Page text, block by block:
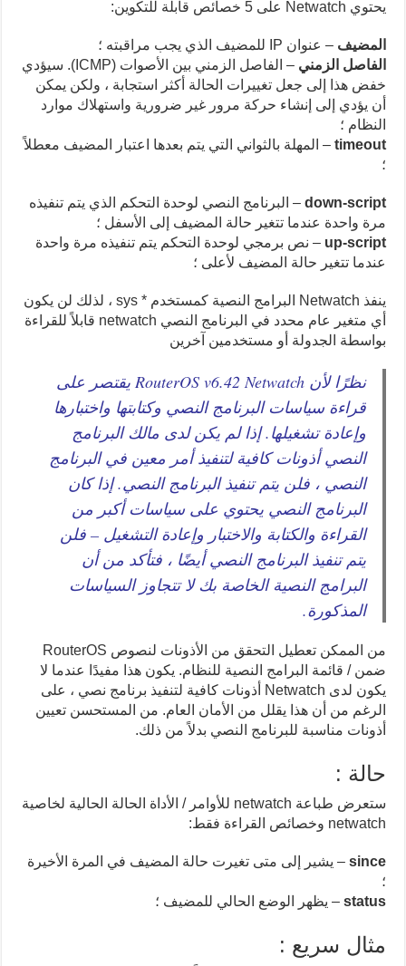
يحتوي Netwatch على 5 خصائص قابلة للتكوين:
المضيف– عنوان IP للمضيف الذي يجب مراقبته ؛
الفاصل الزمني
– الفاصل الزمني بين الأصوات (ICMP). سيؤدي
خفض هذا إلى جعل تغييرات الحالة أكثر استجابة ، ولكن يمكن
أن يؤدي إلى إنشاء حركة مرور غير ضرورية واستهلاك موارد
النظام ؛
timeout– المهلة بالثواني التي يتم بعدها اعتبار المضيف معطلاً
؛
down-script– البرنامج النصي لوحدة التحكم الذي يتم تنفيذه
مرة واحدة عندما تتغير حالة المضيف إلى الأسفل ؛
up-script– نص برمجي لوحدة التحكم يتم تنفيذه مرة واحدة
عندما تتغير حالة المضيف لأعلى ؛
ينفذ Netwatch البرامج النصية كمستخدم * sys ، لذلك لن يكون
أي متغير عام محدد في البرنامج النصي netwatch قابلاً للقراءة
بواسطة الجدولة أو مستخدمين آخرين
نظرًا لأن RouterOS v6.42 Netwatch يقتصر على
قراءة سياسات البرنامج النصي وكتابتها واختبارها
وإعادة تشغيلها. إذا لم يكن لدى مالك البرنامج
النصي أذونات كافية لتنفيذ أمر معين في البرنامج
النصي ، فلن يتم تنفيذ البرنامج النصي. إذا كان
البرنامج النصي يحتوي على سياسات أكبر من
القراءة والكتابة والاختبار وإعادة التشغيل – فلن
يتم تنفيذ البرنامج النصي أيضًا ، فتأكد من أن
البرامج النصية الخاصة بك لا تتجاوز السياسات
المذكورة.
من الممكن تعطيل التحقق من الأذونات لنصوص RouterOS
ضمن / قائمة البرامج النصية للنظام. يكون هذا مفيدًا عندما لا
يكون لدى Netwatch أذونات كافية لتنفيذ برنامج نصي ، على
الرغم من أن هذا يقلل من الأمان العام. من المستحسن تعيين
أذونات مناسبة للبرنامج النصي بدلاً من ذلك.
حالة :
ستعرض طباعة netwatch للأوامر / الأداة الحالة الحالية لخاصية
netwatch وخصائص القراءة فقط:
since– يشير إلى متى تغيرت حالة المضيف في المرة الأخيرة
؛
status– يظهر الوضع الحالي للمضيف ؛
مثال سريع :